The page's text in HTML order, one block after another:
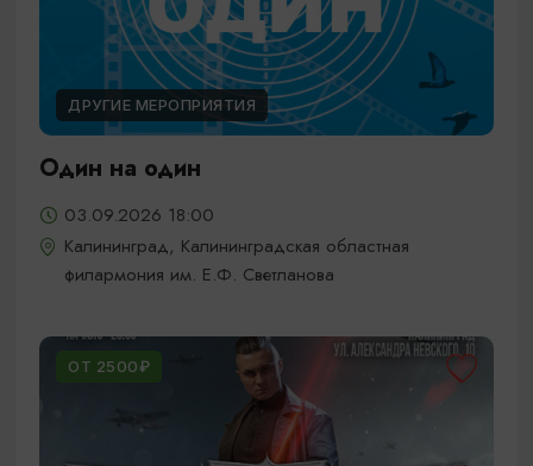
ДРУГИЕ МЕРОПРИЯТИЯ
Один на один
03.09.2026 18:00
Калининград, Калининградская областная
филармония им. Е.Ф. Светланова
ОТ 2500₽